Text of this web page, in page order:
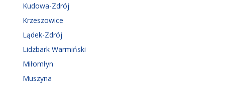
Kudowa-Zdrój
Krzeszowice
Lądek-Zdrój
Lidzbark Warmiński
Miłomłyn
Muszyna